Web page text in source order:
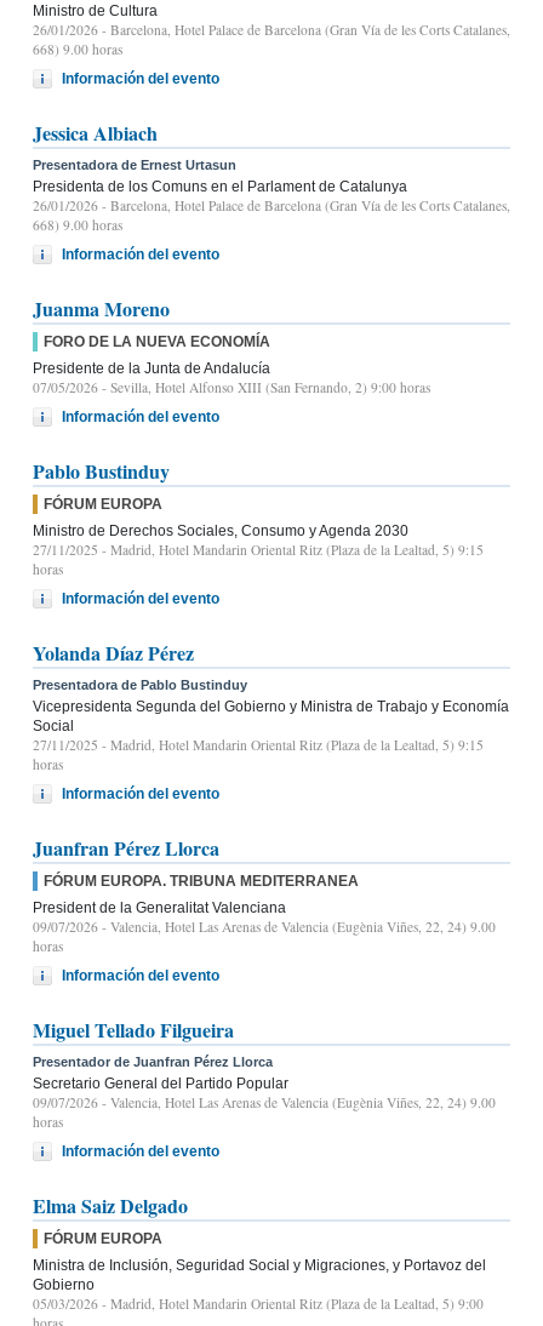
Ministro de Cultura
26/01/2026 - Barcelona, Hotel Palace de Barcelona (Gran Vía de les Corts Catalanes,
668) 9.00 horas
Información del evento
Jessica Albiach
Presentadora de Ernest Urtasun
Presidenta de los Comuns en el Parlament de Catalunya
26/01/2026 - Barcelona, Hotel Palace de Barcelona (Gran Vía de les Corts Catalanes,
668) 9.00 horas
Información del evento
Juanma Moreno
FORO DE LA NUEVA ECONOMÍA
Presidente de la Junta de Andalucía
07/05/2026 - Sevilla, Hotel Alfonso XIII (San Fernando, 2) 9:00 horas
Información del evento
Pablo Bustinduy
FÓRUM EUROPA
Ministro de Derechos Sociales, Consumo y Agenda 2030
27/11/2025 - Madrid, Hotel Mandarin Oriental Ritz (Plaza de la Lealtad, 5) 9:15
horas
Información del evento
Yolanda Díaz Pérez
Presentadora de Pablo Bustinduy
Vicepresidenta Segunda del Gobierno y Ministra de Trabajo y Economía
Social
27/11/2025 - Madrid, Hotel Mandarin Oriental Ritz (Plaza de la Lealtad, 5) 9:15
horas
Información del evento
Juanfran Pérez Llorca
FÓRUM EUROPA. TRIBUNA MEDITERRANEA
President de la Generalitat Valenciana
09/07/2026 - Valencia, Hotel Las Arenas de Valencia (Eugènia Viñes, 22, 24) 9.00
horas
Información del evento
Miguel Tellado Filgueira
Presentador de Juanfran Pérez Llorca
Secretario General del Partido Popular
09/07/2026 - Valencia, Hotel Las Arenas de Valencia (Eugènia Viñes, 22, 24) 9.00
horas
Información del evento
Elma Saiz Delgado
FÓRUM EUROPA
Ministra de Inclusión, Seguridad Social y Migraciones, y Portavoz del
Gobierno
05/03/2026 - Madrid, Hotel Mandarin Oriental Ritz (Plaza de la Lealtad, 5) 9:00